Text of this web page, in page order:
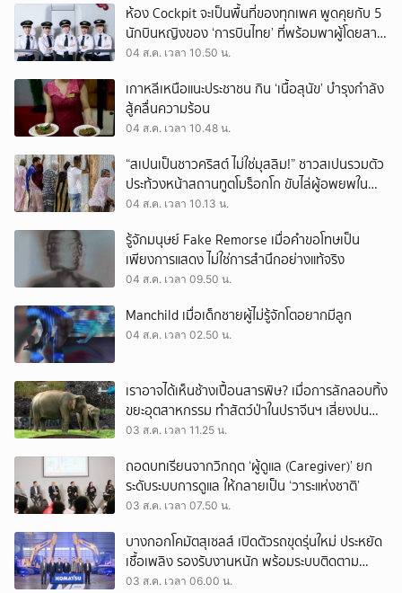
ห้อง Cockpit จะเป็นพื้นที่ของทุกเพศ พูดคุยกับ 5
นักบินหญิงของ ‘การบินไทย’ ที่พร้อมพาผู้โดยสาร
บินไปทั่วโลก
04 ส.ค. เวลา 10.50 น.
เกาหลีเหนือแนะประชาชน กิน ‘เนื้อสุนัข’ บำรุงกำลัง
สู้คลื่นความร้อน
04 ส.ค. เวลา 10.48 น.
“สเปนเป็นชาวคริสต์ ไม่ใช่มุสลิม!” ชาวสเปนรวมตัว
ประท้วงหน้าสถานทูตโมร็อกโก ขับไล่ผู้อพยพใน
เมืองเซวตาออกนอกประเทศ
04 ส.ค. เวลา 10.13 น.
รู้จักมนุษย์ Fake Remorse เมื่อคำขอโทษเป็น
เพียงการแสดง ไม่ใช่การสำนึกอย่างแท้จริง
04 ส.ค. เวลา 09.50 น.
Manchild เมื่อเด็กชายผู้ไม่รู้จักโตอยากมีลูก
04 ส.ค. เวลา 02.50 น.
เราอาจได้เห็นช้างเปื้อนสารพิษ? เมื่อการลักลอบทิ้ง
ขยะอุตสาหกรรม ทำสัตว์ป่าในปราจีนฯ เสี่ยงปน
เปื้อน
03 ส.ค. เวลา 11.25 น.
ถอดบทเรียนจากวิกฤต ‘ผู้ดูแล (Caregiver)’ ยก
ระดับระบบการดูแล ให้กลายเป็น ‘วาระแห่งชาติ’
03 ส.ค. เวลา 07.50 น.
บางกอกโคมัตสุเซลส์ เปิดตัวรถขุดรุ่นใหม่ ประหยัด
เชื้อเพลิง รองรับงานหนัก พร้อมระบบติดตาม
เครื่องจักรผ่านดาวเทียม
03 ส.ค. เวลา 06.00 น.